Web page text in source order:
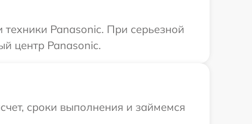
Panasonic. При серьезной
центр Panasonic.
сроки выполнения и займемся